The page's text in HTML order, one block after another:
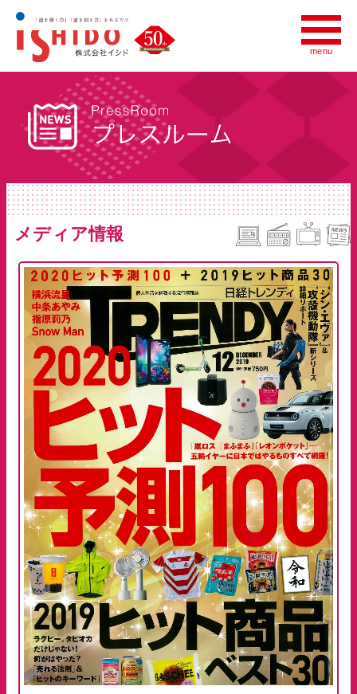
menu
menu
会社情報
いしど式について
世界への広がり
プレスルーム
いしど式の教室をお探しの方へ
財団法人全国珠算連盟
白井そろばん博物館
プライバシーポリシー
メールでの
お問い合わせ
電話での
お問い合わせ
メディア情報